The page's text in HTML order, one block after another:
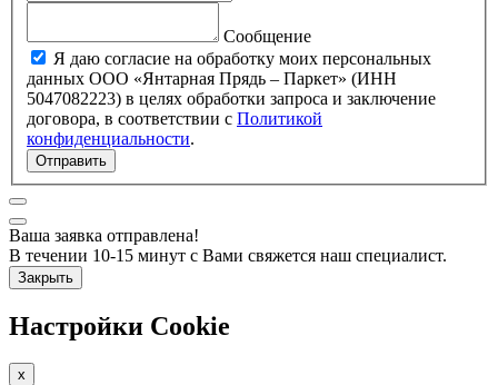
Сообщение
Я даю согласие на обработку моих персональных
данных ООО «Янтарная Прядь – Паркет» (ИНН
5047082223) в целях обработки запроса и заключение
договора, в соответствии с Политикой
конфиденциальности.
Отправить
Ваша заявка отправлена!
В течении 10-15 минут с Вами свяжется наш специалист.
Закрыть
Настройки Cookie
x